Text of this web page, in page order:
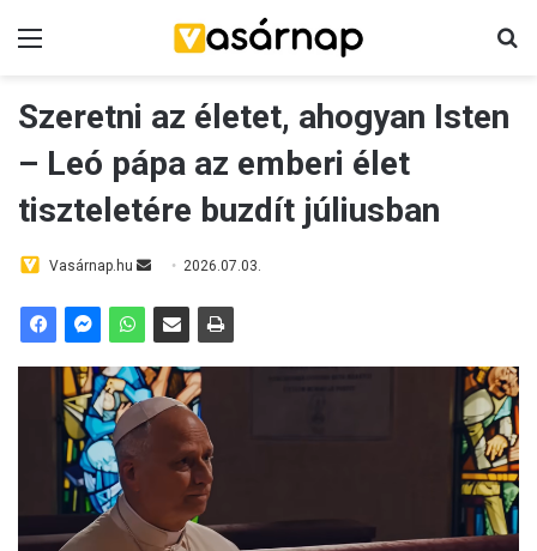
Szeretni az életet, ahogyan Isten
– Leó pápa az emberi élet
tiszteletére buzdít júliusban
Vasárnap.hu
a
n
i
2026.07.03.